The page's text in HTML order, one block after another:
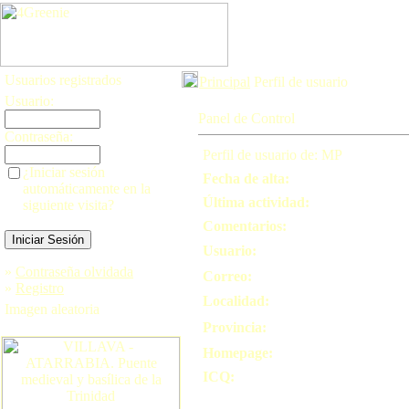
Usuarios registrados
Usuario:
Contraseña:
¿Iniciar sesión
automáticamente en la
siguiente visita?
» Contraseña olvidada
» Registro
Imagen aleatoria
Principal Perfil de usuario
Panel de Control
Perfil de usuario de: MP
Fecha de alta:
Última actividad:
Comentarios:
Usuario:
Correo:
Localidad:
Provincia:
Homepage:
ICQ: